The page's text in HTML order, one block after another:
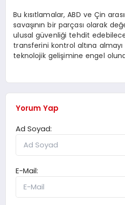
Bu kısıtlamalar, ABD ve Çin
savaşının bir parçası olarak
ulusal güvenliği tehdit
transferini kontrol altına
teknolojik gelişimine engel
Yorum Yap
Ad Soyad:
E-Mail: